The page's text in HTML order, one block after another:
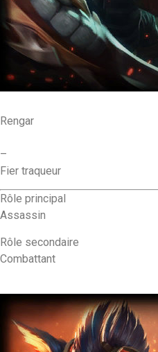
Rengar
–
Fier traqueur
Rôle principal
Assassin
Rôle secondaire
Combattant